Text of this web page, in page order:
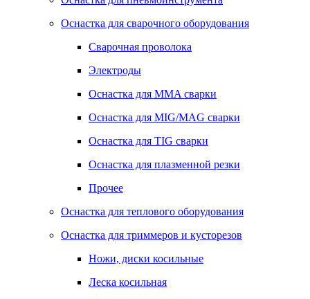
Оснастка для сварочного оборудования
Сварочная проволока
Электроды
Оснастка для MMA сварки
Оснастка для MIG/MAG сварки
Оснастка для TIG сварки
Оснастка для плазменной резки
Прочее
Оснастка для теплового оборудования
Оснастка для триммеров и кусторезов
Ножи, диски косильные
Леска косильная